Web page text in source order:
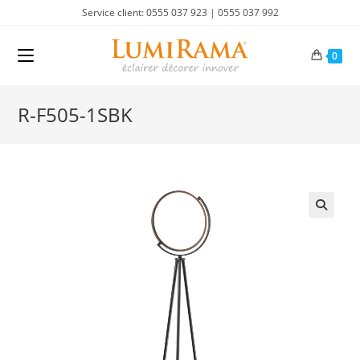
content
Service client: 0555 037 923 | 0555 037 992
0
R-F505-1SBK